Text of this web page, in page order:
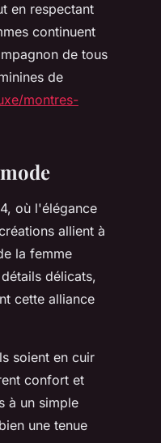
en respectant
continuent
de tous
de
montres-
où l'élégance
allient à
la femme
délicats,
cette alliance
soient en cuir
confort et
à un simple
une tenue